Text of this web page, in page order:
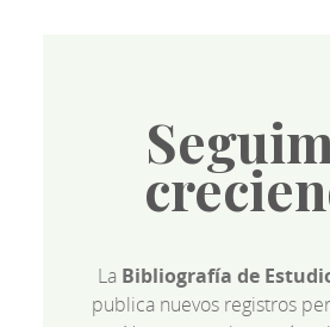
La Bibliografía de
publica nuevos registros